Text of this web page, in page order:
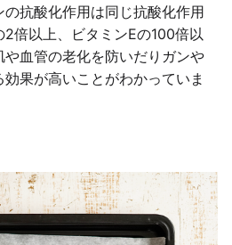
抗酸化作用は同じ抗酸化作用
倍以上、ビタミンEの100倍以
血管の老化を防いだりガンや
果が高いことがわかっていま